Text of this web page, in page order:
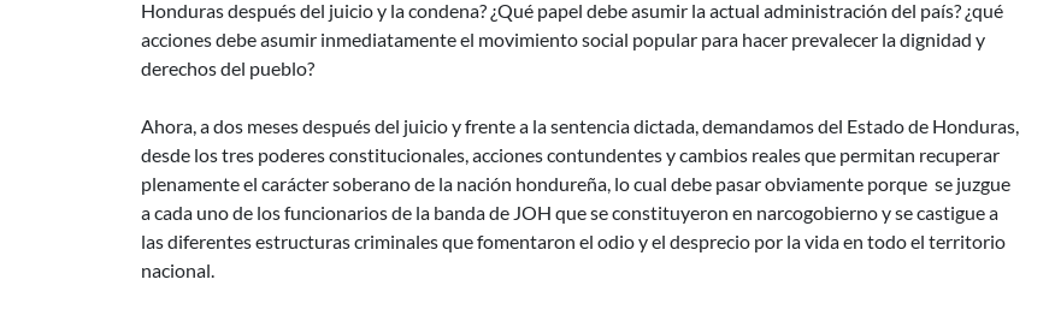
Honduras después del juicio y la condena? ¿Qué papel debe asumir la actual administración del país? ¿qué
acciones debe asumir inmediatamente el movimiento social popular para hacer prevalecer la dignidad y
derechos del pueblo?
Ahora, a dos meses después del juicio y frente a la sentencia dictada, demandamos del Estado de Honduras,
desde los tres poderes constitucionales, acciones contundentes y cambios reales que permitan recuperar
plenamente el carácter soberano de la nación hondureña, lo cual debe pasar obviamente porque se juzgue
a cada uno de los funcionarios de la banda de JOH que se constituyeron en narcogobierno y se castigue a
las diferentes estructuras criminales que fomentaron el odio y el desprecio por la vida en todo el territorio
nacional.